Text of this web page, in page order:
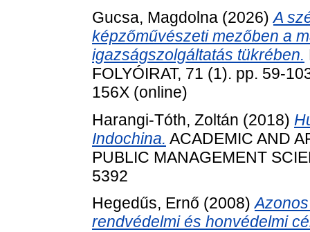
Gucsa, Magdolna (2026)A
képzőművészeti mezőben a
igazságszolgáltatás tükrében.
FOLYÓIRAT, 71 (1). pp. 59-
156X (online)
Harangi-Tóth, Zoltán (2018)
Indochina. ACADEMIC AND
PUBLIC MANAGEMENT
5392
Hegedűs, Ernő (2008)
rendvédelmi és honvédelmi